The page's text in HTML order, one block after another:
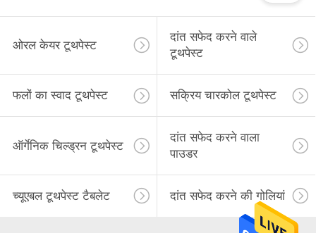
ओरल केयर टूथपेस्ट
दांत सफेद करने वाले
टूथपेस्ट
फलों का स्वाद टूथपेस्ट सक्रिय चारकोल टूथपेस्ट
ऑर्गेनिक चिल्ड्रन टूथपेस्ट
दांत सफेद करने वाला
पाउडर
च्यूएबल टूथपेस्ट टैबलेट दांत सफेद करने की गोलियां